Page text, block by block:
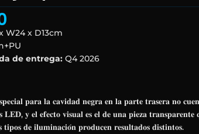
W24 x D13cm
de entrega: Q4 2026
𝐩𝐚𝐫𝐚 𝐥𝐚 𝐜𝐚𝐯𝐢𝐝𝐚𝐝 𝐧𝐞𝐠𝐫𝐚 𝐞𝐧 𝐥𝐚 𝐩𝐚𝐫𝐭𝐞 𝐭𝐫𝐚𝐬𝐞𝐫𝐚 𝐧𝐨
𝐋𝐄𝐃, 𝐲 𝐞𝐥 𝐞𝐟𝐞𝐜𝐭𝐨 𝐯𝐢𝐬𝐮𝐚𝐥 𝐞𝐬 𝐞𝐥 𝐝𝐞 𝐮𝐧𝐚 𝐩𝐢𝐞𝐳𝐚 𝐭𝐫𝐚𝐧𝐬𝐩𝐚𝐫𝐞𝐧𝐭𝐞
𝐭𝐢𝐩𝐨𝐬 𝐝𝐞 𝐢𝐥𝐮𝐦𝐢𝐧𝐚𝐜𝐢𝐨́𝐧 𝐩𝐫𝐨𝐝𝐮𝐜𝐞𝐧 𝐫𝐞𝐬𝐮𝐥𝐭𝐚𝐝𝐨𝐬 𝐝𝐢𝐬𝐭𝐢𝐧𝐭𝐨𝐬.